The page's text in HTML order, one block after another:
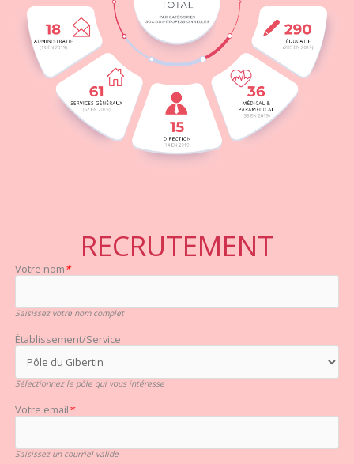
RECRUTEMENT
Votre nom*
Saisissez votre nom complet
Établissement/Service
Sélectionnez le pôle qui vous intéresse
Votre email*
Saisissez un courriel valide